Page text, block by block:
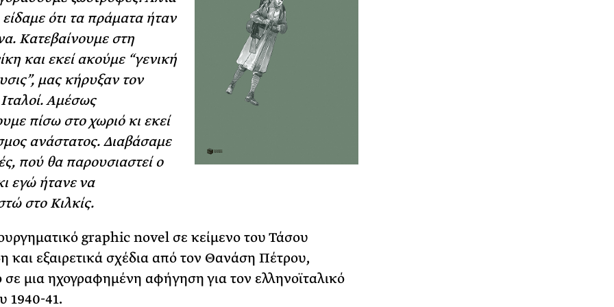
ότι τα πράματα ήταν
Κατεβαίνουμε στη
και εκεί ακούμε “γενική
μας κήρυξαν τον
Αμέσως
πίσω στο χωριό κι εκεί
ανάστατος. Διαβάσαμε
πού θα παρουσιαστεί ο
εγώ ήτανε να
στο Κιλκίς.
graphic novel σε κείμενο του Τάσου
και εξαιρετικά σχέδια από τον Θανάση Πέτρου,
σε μια ηχογραφημένη αφήγηση για τον ελληνοϊταλικό
1940-41.